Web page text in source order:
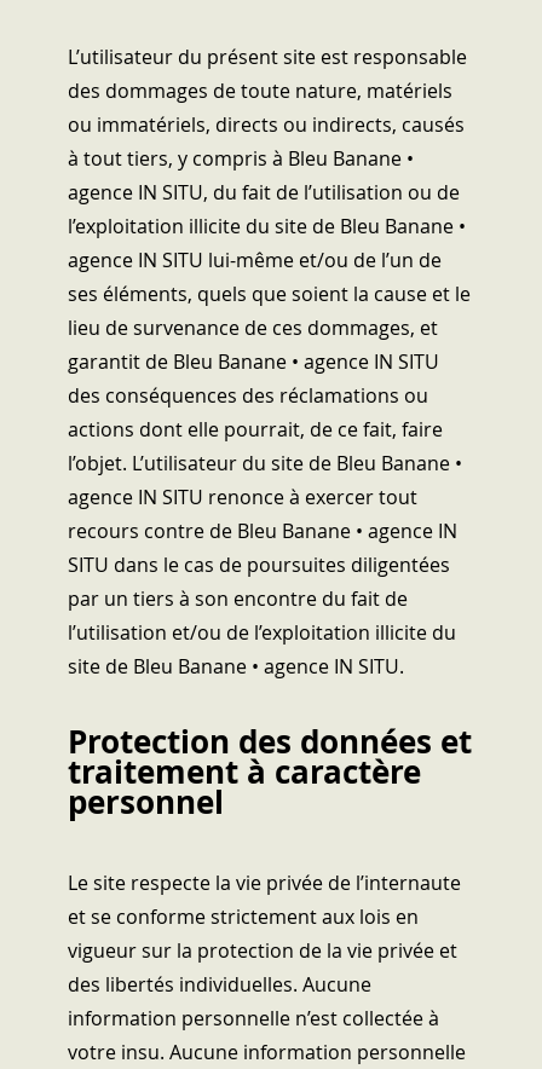
L’utilisateur du présent site est responsable
des dommages de toute nature, matériels
ou immatériels, directs ou indirects, causés
à tout tiers, y compris à Bleu Banane •
agence IN SITU, du fait de l’utilisation ou de
l’exploitation illicite du site de Bleu Banane •
agence IN SITU lui-même et/ou de l’un de
ses éléments, quels que soient la cause et le
lieu de survenance de ces dommages, et
garantit de Bleu Banane • agence IN SITU
des conséquences des réclamations ou
actions dont elle pourrait, de ce fait, faire
l’objet. L’utilisateur du site de Bleu Banane •
agence IN SITU renonce à exercer tout
recours contre de Bleu Banane • agence IN
SITU dans le cas de poursuites diligentées
par un tiers à son encontre du fait de
l’utilisation et/ou de l’exploitation illicite du
site de Bleu Banane • agence IN SITU.
Protection des données et
traitement à caractère
personnel
Le site respecte la vie privée de l’internaute
et se conforme strictement aux lois en
vigueur sur la protection de la vie privée et
des libertés individuelles. Aucune
information personnelle n’est collectée à
votre insu. Aucune information personnelle